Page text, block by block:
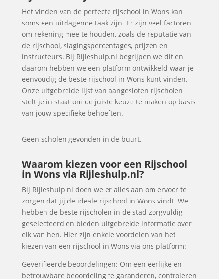
Het vinden van de perfecte rijschool in Wons kan
soms een uitdagende taak zijn. Er zijn veel factoren
om rekening mee te houden, zoals de reputatie van
de rijschool, slagingspercentages, prijzen en
instructeurs. Bij Rijleshulp.nl begrijpen we dit en
daarom hebben we een platform ontwikkeld waar je
eenvoudig de beste rijschool in Wons kunt vinden.
Onze uitgebreide lijst van aangesloten rijscholen
stelt je in staat om de juiste keuze te maken op basis
van jouw specifieke behoeften.
Geen scholen gevonden in de buurt.
Waarom kiezen voor een Rijschool
in Wons via Rijleshulp.nl?
Bij Rijleshulp.nl doen we er alles aan om ervoor te
zorgen dat jij de ideale rijschool in Wons vindt. We
hebben de beste rijscholen in de stad zorgvuldig
geselecteerd en bieden uitgebreide informatie over
elk van hen. Hier zijn enkele voordelen van het
kiezen van een rijschool in Wons via ons platform:
Geverifieerde beoordelingen: Om een eerlijke en
betrouwbare beoordeling te garanderen, controleren